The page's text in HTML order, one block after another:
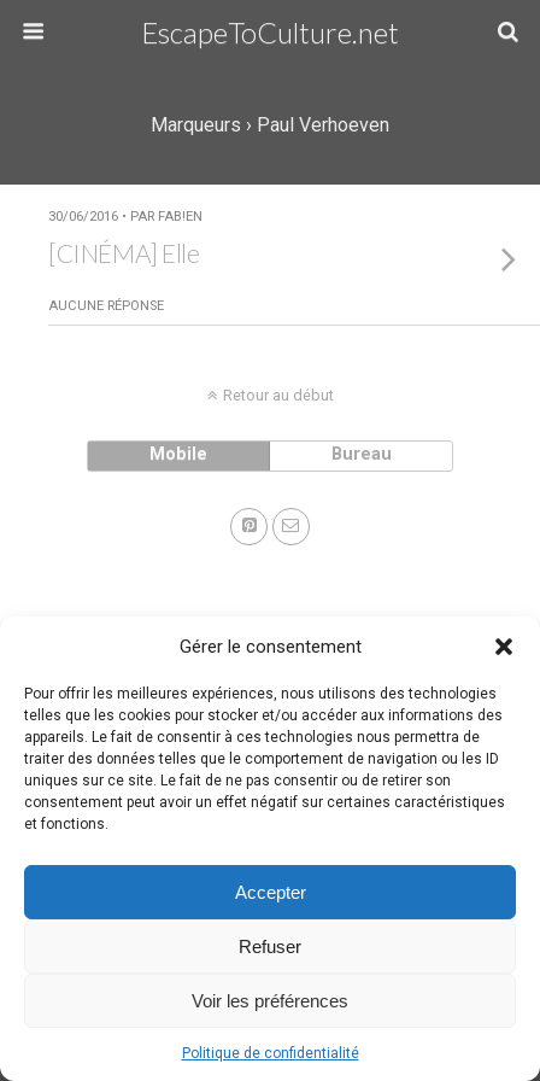
Gérer le consentement
Pour offrir les meilleures expériences, nous utilisons des technologies
telles que les cookies pour stocker et/ou accéder aux informations des
appareils. Le fait de consentir à ces technologies nous permettra de
traiter des données telles que le comportement de navigation ou les ID
uniques sur ce site. Le fait de ne pas consentir ou de retirer son
consentement peut avoir un effet négatif sur certaines caractéristiques
et fonctions.
Accepter
Refuser
Voir les préférences
Politique de confidentialité
EscapeToCulture.net
Marqueurs › Paul Verhoeven
30/06/2016 • PAR FAB!EN
[CINÉMA] Elle
AUCUNE RÉPONSE
Retour au début
Mobile Bureau